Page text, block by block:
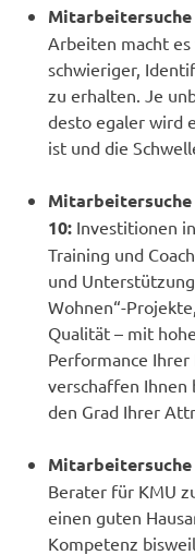
Mitarbeitersuche
Arbeiten macht
schwieriger,
zu erhalten. Je
desto egaler wird
ist und die
Mitarbeitersuche
10: Investitionen
Training und
und
Wohnen“-
Qualität – mit
Performance
verschaffen Ihnen
den Grad Ihrer
Mitarbeitersuche
Berater für KMU
einen guten
Kompetenz